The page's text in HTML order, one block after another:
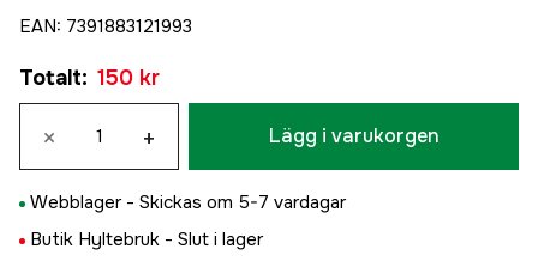
EAN: 7391883121993
Totalt: 150 kr
× + Lägg i varukorgen
Webblager - Skickas om 5-7 vardagar
Butik Hyltebruk - Slut i lager